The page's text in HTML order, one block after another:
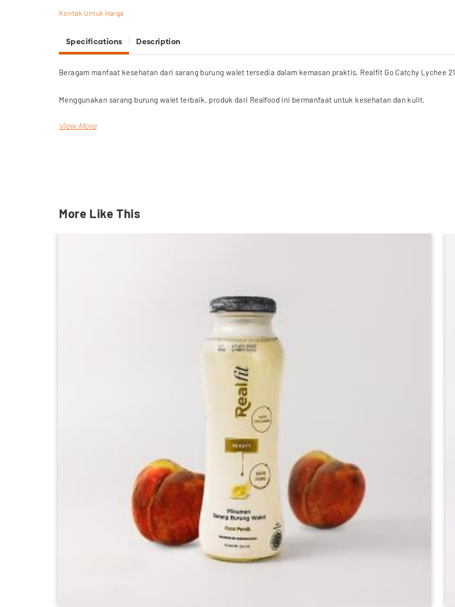
Kontak Untuk Harga
Specifications Description
Beragam manfaat kesehatan dari sarang burung walet tersedia dalam kemasan praktis, Realfit Go Catchy Lychee
Menggunakan sarang burung walet terbaik, produk dari Realfood ini bermanfaat untuk kesehatan dan kulit.
Termasuk mengatasi keluhan paru-paru, sumber antioksidan, menjaga kecantikan kulit, dan manfaat lainnya.
More Like This